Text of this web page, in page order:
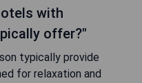
with
offer?"
typically provide
for relaxation and